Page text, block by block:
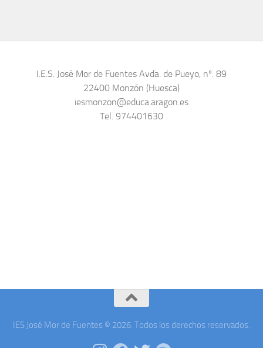
I.E.S. José Mor de Fuentes Avda. de Pueyo, nº. 89
22400 Monzón (Huesca)
iesmonzon@educa.aragon.es
Tel. 974401630
IES José Mor de Fuentes © 2026. Todos los derechos reservados.